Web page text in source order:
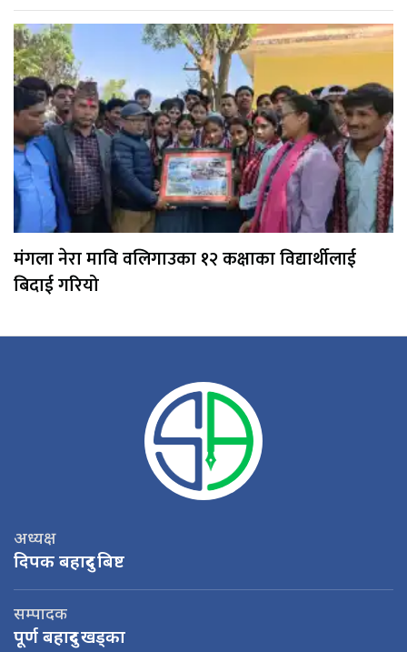
मंगला नेरा मावि वलिगाउका १२ कक्षाका विद्यार्थीलाई
बिदाई गरियो
अध्यक्ष
दिपक बहादुर बिष्ट
सम्पादक
पूर्ण बहादुर खड्का